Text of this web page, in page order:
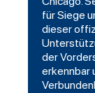
für Siege
dieser
der
erkennbar